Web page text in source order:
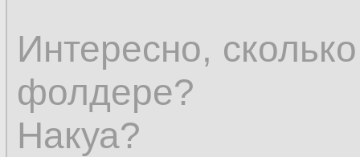
Интересно,
фолдере?
Накуа?